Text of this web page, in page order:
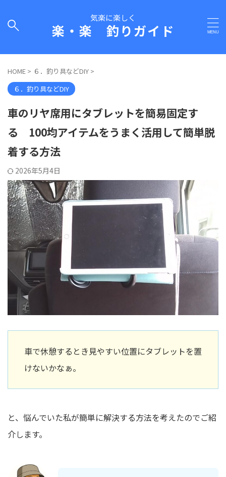
気楽に楽しく
楽・楽 釣りガイド
HOME > ６．釣り具などDIY >
６．釣り具などDIY
車のリヤ席用にタブレットを簡易固定す
る 100均アイテムをうまく活用して簡単脱
着する方法
2026年5月4日
車で休憩するとき見やすい位置にタブレットを置
けないかなぁ。
と、悩んでいた私が簡単に解決する方法を考えたのでご紹
介します。